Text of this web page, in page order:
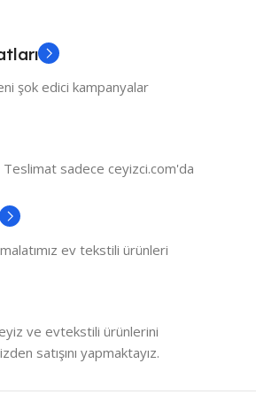
şok edici kampanyalar
Teslimat sadece ceyizci.com'da
ev tekstili ürünleri
ve evtekstili ürünlerini
satışını yapmaktayız.